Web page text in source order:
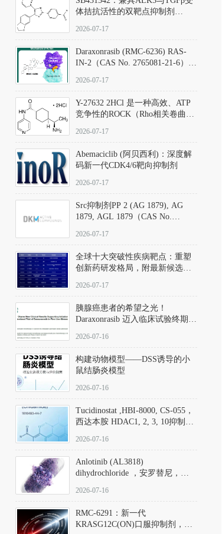
体拮抗活性的双靶点抑制剂
D801067）
2026-07-17
Daraxonrasib (RMC-6236) RAS-
IN-2（CAS No. 2765081-21-6）：
向KRAS/NRAS/HRAS的广谱RAS
2026-07-17
Y-27632 2HCl 是一种高效、ATP
竞争性的ROCK（Rho相关卷曲螺
同等抑制ROCK1与ROCK2；其通
过精准嵌入激酶的ATP结合位点
发挥抑制作用，对ROCK1和
ROCK2的解离常数（Ki）分别为
140 nM和300 nM；在众多丝氨酸/
中，其靶向ROCK的选择性超过
200倍，凸显出优异的分子特异
2026-07-17
Abemaciclib (阿贝西利)：深度解
码新一代CDK4/6靶向抑制剂
2026-07-17
Src抑制剂PP 2 (AG 1879), AG
1879, AGL 1879（CAS No.
应用指南
2026-07-17
全球十大突破性疾病靶点：重塑
创新药研发格局，附最新候选分
2026-07-17
胰腺癌患者的希望之光！
Daraxonrasib 迈入临床试验终期阶
2026-07-16
构建动物模型——DSS诱导的小
鼠结肠炎模型
2026-07-16
Tucidinostat ,HBI-8000, CS-055，
西达本胺 HDAC1, 2, 3, 10抑制剂
D808567) - DKM活性分子
2026-07-16
Anlotinib (AL3818)
dihydrochloride ，安罗替尼，
Hydrochloride实验方法步骤SOP
2026-07-16
RMC-6291：新一代
KRASG12C(ON)口服抑制剂，